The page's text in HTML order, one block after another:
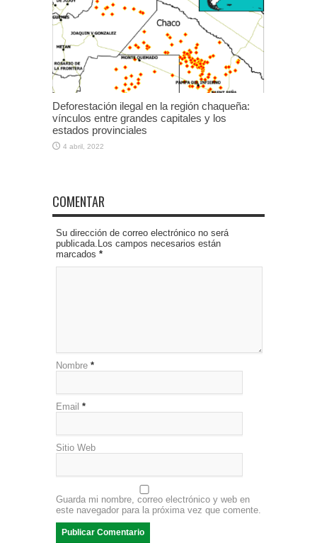
Deforestación ilegal en la región chaqueña:
vínculos entre grandes capitales y los
estados provinciales
4 abril, 2022
COMENTAR
Su dirección de correo electrónico no será
publicada.Los campos necesarios están
marcados *
Nombre *
Email *
Sitio Web
Guarda mi nombre, correo electrónico y web en
este navegador para la próxima vez que comente.